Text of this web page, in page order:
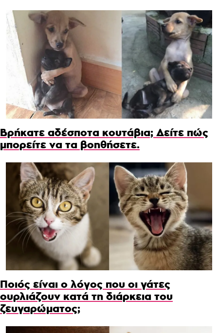
Βρήκατε αδέσποτα κουτάβια; Δείτε πώς
μπορείτε να τα βοηθήσετε.
Ποιός είναι ο λόγος που οι γάτες
ουρλιάζουν κατά τη διάρκεια του
ζευγαρώματος;